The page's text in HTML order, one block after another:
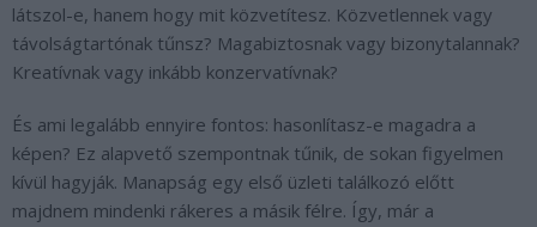
látszol-e, hanem hogy mit közvetítesz. Közvetlennek vagy
távolságtartónak tűnsz? Magabiztosnak vagy bizonytalannak?
Kreatívnak vagy inkább konzervatívnak?
És ami legalább ennyire fontos: hasonlítasz-e magadra a
képen? Ez alapvető szempontnak tűnik, de sokan figyelmen
kívül hagyják. Manapság egy első üzleti találkozó előtt
majdnem mindenki rákeres a másik félre. Így, már a